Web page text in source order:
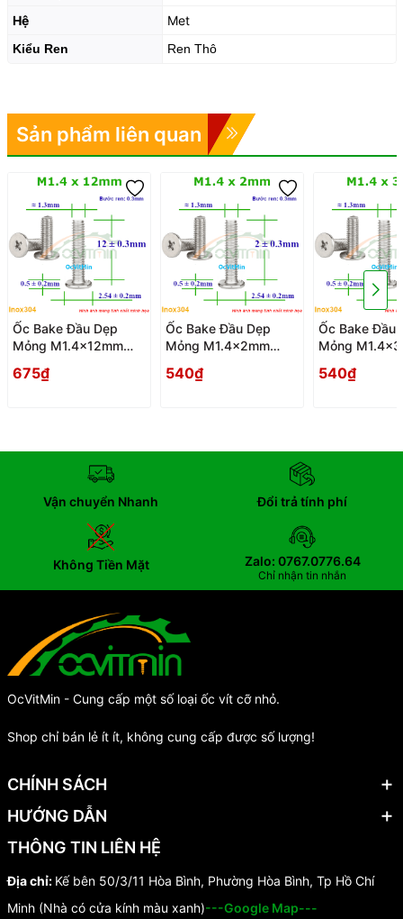
Hệ
Met
Kiểu Ren Ren Thô
Sản phẩm liên quan
Ốc Bake Đầu Dẹp
Mỏng M1.4x12mm
Dau Dep Mong
675₫
Ốc Bake Đầu Dẹp
Mỏng M1.4x2mm
Dau Dep Mong
540₫
Ốc Bake Đầu
Mỏng
Dau Dep
540₫
Vận chuyển Nhanh Đổi trả tính phí
Không Tiền Mặt Zalo: 0767.0776.64
Chỉ nhận tin nhắn
OcVitMin - Cung cấp một số loại ốc vít cỡ nhỏ.
Shop chỉ bán lẻ ít ít, không cung cấp được số lượng!
CHÍNH SÁCH
HƯỚNG DẪN
THÔNG TIN LIÊN HỆ
Địa chỉ: Kế bên 50/3/11 Hòa Bình, Phường Hòa Bình, Tp Hồ Chí
Minh (Nhà có cửa kính màu xanh)---Google Map---